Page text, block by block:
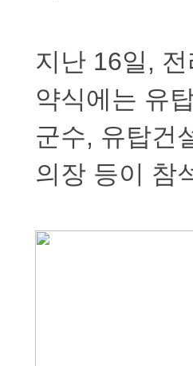
지난16일,
약식에는유
군수,유탑건
의장등이참